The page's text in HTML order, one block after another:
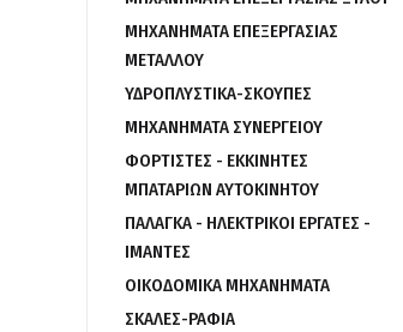
ΜΗΧΑΝΗΜΑΤΑ ΕΠΕΞΕΡΓΑΣΙΑΣ
ΜΕΤΑΛΛΟΥ
ΥΔΡΟΠΛΥΣΤΙΚΑ-ΣΚΟΥΠΕΣ
ΜΗΧΑΝΗΜΑΤΑ ΣΥΝΕΡΓΕΙΟΥ
ΦΟΡΤΙΣΤΕΣ - ΕΚΚΙΝΗΤΕΣ
ΜΠΑΤΑΡΙΩΝ ΑΥΤΟΚΙΝΗΤΟΥ
ΠΑΛΑΓΚΑ - ΗΛΕΚΤΡΙΚΟΙ ΕΡΓΑΤΕΣ -
ΙΜΑΝΤΕΣ
ΟΙΚΟΔΟΜΙΚΑ ΜΗΧΑΝΗΜΑΤΑ
ΣΚΑΛΕΣ-ΡΑΦΙΑ